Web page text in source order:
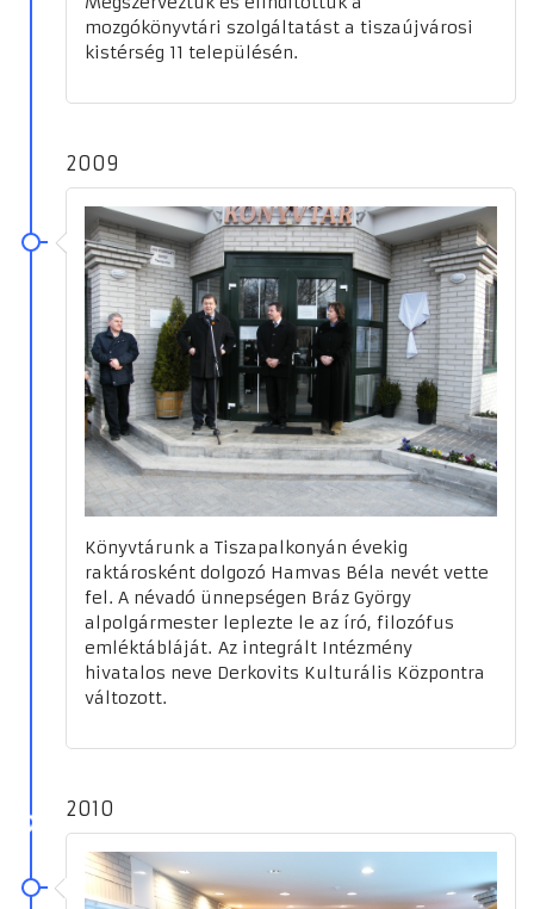
mozgókönyvtári szolgáltatást a tiszaújvárosi
kistérség 11 településén.
2009
Könyvtárunk a Tiszapalkonyán évekig
raktárosként dolgozó Hamvas Béla nevét vette
fel. A névadó ünnepségen Bráz György
alpolgármester leplezte le az író, filozófus
emléktábláját. Az integrált Intézmény
hivatalos neve Derkovits Kulturális Központra
változott.
2010